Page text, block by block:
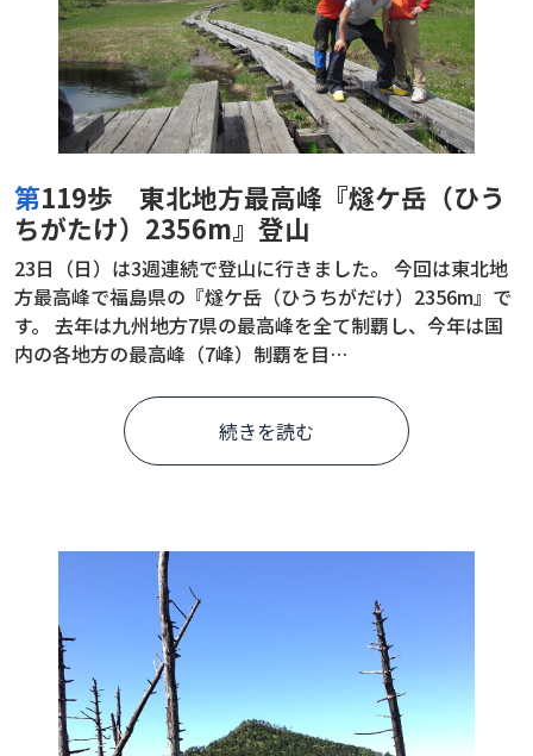
第119歩 東北地方最高峰『燧ケ岳（ひう
ちがたけ）2356m』登山
23日（日）は3週連続で登山に行きました。 今回は東北地
方最高峰で福島県の『燧ケ岳（ひうちがだけ）2356m』で
す。 去年は九州地方7県の最高峰を全て制覇し、今年は国
内の各地方の最高峰（7峰）制覇を目…
続きを読む